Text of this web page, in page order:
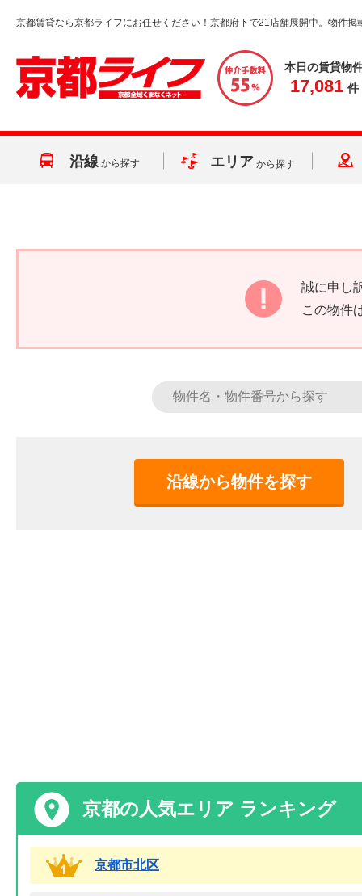
京都賃貸なら京都ライフにお任せください！京都府下で21店舗展開中。物件掲
本日の賃貸物
17,081 件
沿線 から探す エリア から探す
誠に申し
この物件
沿線から物件を探す
京都の人気エリア ランキング
京都市北区